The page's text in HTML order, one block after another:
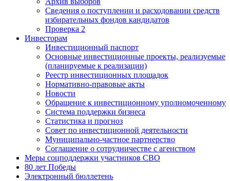
Сведения о поступлении и расходовании средств
избирательных фондов кандидатов
Проверка 2
Инвесторам
Инвестиционный паспорт
Основные инвестиционные проекты, реализуемые
(планируемые к реализации)
Реестр инвестиционных площадок
Нормативно-правовые акты
Новости
Обращение к инвестиционному уполномоченному
Система поддержки бизнеса
Статистика и прогноз
Совет по инвестиционной деятельности
Муниципально-частное партнерство
Соглашение о сотрудничестве с агенством
Меры соцподдержки участников СВО
80 лет Победы
Электронный бюллетень